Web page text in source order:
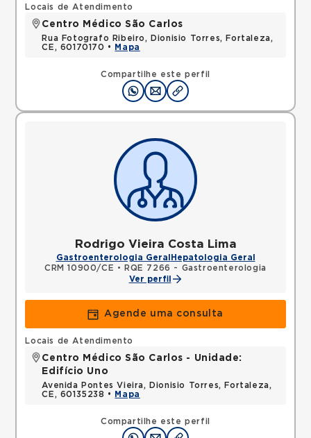
Compartilhe este perfil
Locais de Atendimento
Centro Médico São Carlos
Rua Fotografo Ribeiro, Dionisio Torres, Fortaleza,
CE, 60170170 •
Mapa
Rodrigo Vieira Costa Lima
Gastroenterologia Geral Hepatologia Geral
CRM 10900/CE •
RQE 7266 - Gastroenterologia
Ver perfil
Agende uma consulta
Compartilhe este perfil
Locais de Atendimento
Centro Médico São Carlos - Unidade:
Edifício Uno
Avenida Pontes Vieira, Dionisio Torres, Fortaleza,
CE, 60135238 •
Mapa